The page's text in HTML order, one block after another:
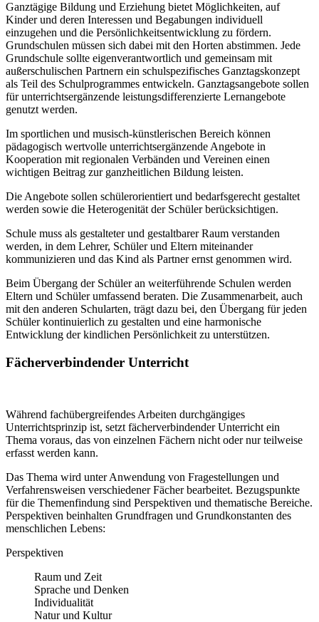
Ganztägige Bildung und Erziehung bietet Möglichkeiten, auf
Kinder und deren Interessen und Begabungen individuell
einzugehen und die Persönlichkeitsentwicklung zu fördern.
Grundschulen müssen sich dabei mit den Horten abstimmen. Jede
Grundschule sollte eigenverantwortlich und gemeinsam mit
außerschulischen Partnern ein schulspezifisches Ganztagskonzept
als Teil des Schulprogrammes entwickeln. Ganztagsangebote sollen
für unterrichtsergänzende leistungsdifferenzierte Lernangebote
genutzt werden.
Im sportlichen und musisch-künstlerischen Bereich können
pädagogisch wertvolle unterrichtsergänzende Angebote in
Kooperation mit regionalen Verbänden und Vereinen einen
wichtigen Beitrag zur ganzheitlichen Bildung leisten.
Die Angebote sollen schülerorientiert und bedarfsgerecht gestaltet
werden sowie die Heterogenität der Schüler berücksichtigen.
Schule muss als gestalteter und gestaltbarer Raum verstanden
werden, in dem Lehrer, Schüler und Eltern miteinander
kommunizieren und das Kind als Partner ernst genommen wird.
Beim Übergang der Schüler an weiterführende Schulen werden
Eltern und Schüler umfassend beraten. Die Zusammenarbeit, auch
mit den anderen Schularten, trägt dazu bei, den Übergang für jeden
Schüler kontinuierlich zu gestalten und eine harmonische
Entwicklung der kindlichen Persönlichkeit zu unterstützen.
Fächerverbindender Unterricht
Während fachübergreifendes Arbeiten durchgängiges
Unterrichtsprinzip ist, setzt fächerverbindender Unterricht ein
Thema voraus, das von einzelnen Fächern nicht oder nur teilweise
erfasst werden kann.
Das Thema wird unter Anwendung von Fragestellungen und
Verfahrensweisen verschiedener Fächer bearbeitet. Bezugspunkte
für die Themenfindung sind Perspektiven und thematische Bereiche.
Perspektiven beinhalten Grundfragen und Grundkonstanten des
menschlichen Lebens:
Perspektiven
Raum und Zeit
Sprache und Denken
Individualität
Natur und Kultur